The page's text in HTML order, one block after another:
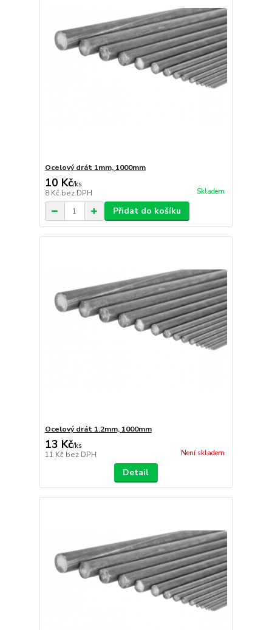
Ocelový drát 1mm, 1000mm
10 Kč/ks
8 Kč bez DPH Skladem
Přidat do košíku
Ocelový drát 1.2mm, 1000mm
13 Kč/ks
11 Kč bez DPH Není skladem
Detail